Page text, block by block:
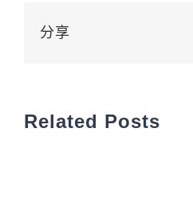
分享
Related Posts